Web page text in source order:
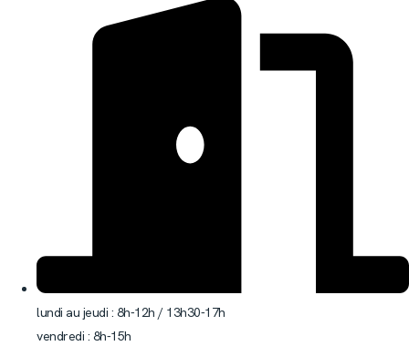
lundi au jeudi : 8h-12h / 13h30-17h
vendredi : 8h-15h